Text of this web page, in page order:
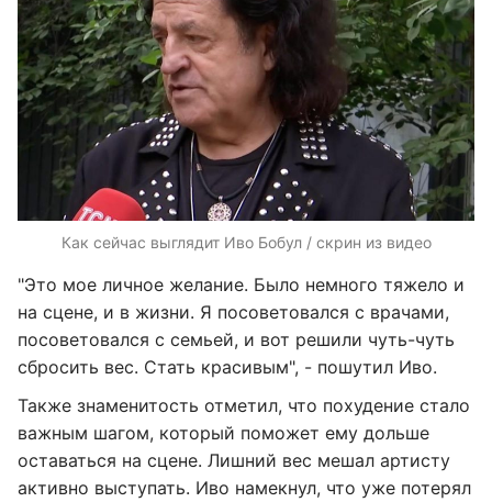
Как сейчас выглядит Иво Бобул / скрин из видео
"Это мое личное желание. Было немного тяжело и
на сцене, и в жизни. Я посоветовался с врачами,
посоветовался с семьей, и вот решили чуть-чуть
сбросить вес. Стать красивым", - пошутил Иво.
Также знаменитость отметил, что похудение стало
важным шагом, который поможет ему дольше
оставаться на сцене. Лишний вес мешал артисту
активно выступать. Иво намекнул, что уже потерял